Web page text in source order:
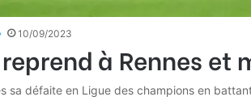
10/09/2023
reprend à Rennes
sa défaite en Ligue des champions en